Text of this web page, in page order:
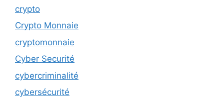
crypto
Crypto Monnaie
cryptomonnaie
Cyber Securité
cybercriminalité
cybersécurité